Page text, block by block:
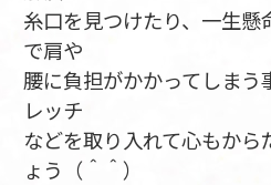
糸口を見つけたり、一生懸
で肩や
腰に負担がかかってしまう
レッチ
などを取り入れて心もから
ょう（＾＾）